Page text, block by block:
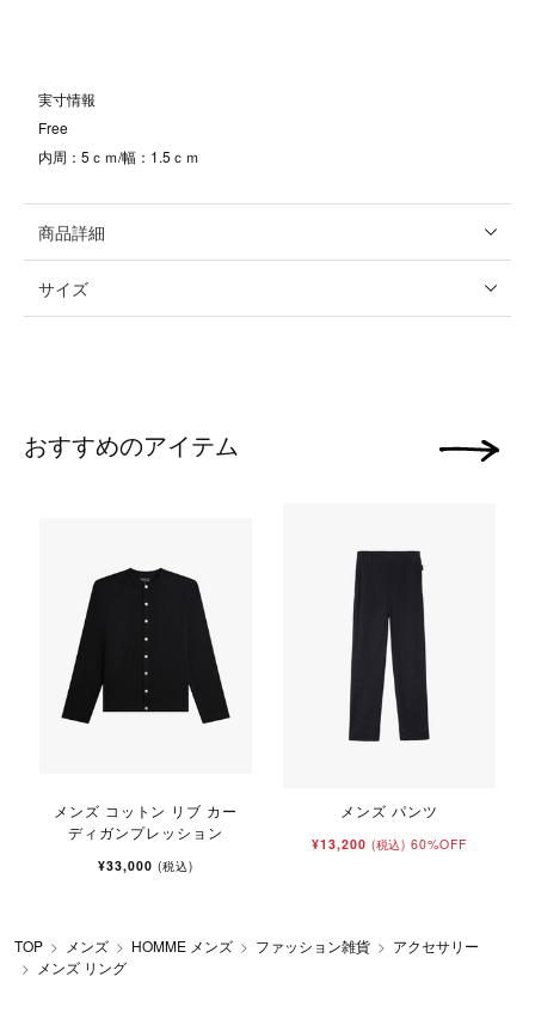
実寸情報
Free
内周：5ｃｍ/幅：1.5ｃｍ
商品詳細
サイズ
おすすめのアイテム
メンズ コットン リブ カー
ディガンプレッション
¥33,000 (税込)
メンズ パンツ
¥13,200 (税込) 60%OFF
次の画像
TOP メンズ HOMME メンズ ファッション雑貨
アクセサリー
メンズ リング